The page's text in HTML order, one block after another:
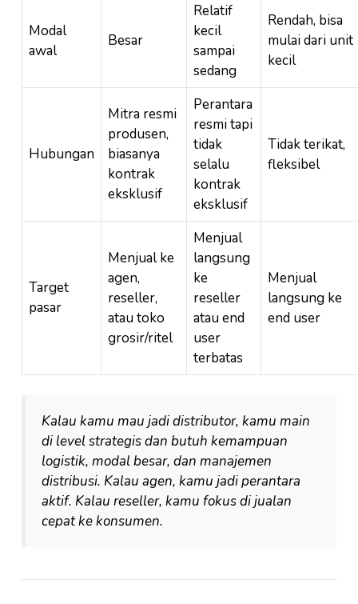
Modal
awal
Besar
Relatif
kecil
sampai
sedang
Rendah, bisa
mulai dari unit
kecil
Hubungan
Mitra resmi
produsen,
biasanya
kontrak
eksklusif
Perantara
resmi tapi
tidak
selalu
kontrak
eksklusif
Tidak terikat,
fleksibel
Target
pasar
Menjual ke
agen,
reseller,
atau toko
grosir/ritel
Menjual
langsung
ke
reseller
atau end
user
terbatas
Menjual
langsung ke
end user
Kalau kamu mau jadi distributor, kamu main
di level strategis dan butuh kemampuan
logistik, modal besar, dan manajemen
distribusi. Kalau agen, kamu jadi perantara
aktif. Kalau reseller, kamu fokus di jualan
cepat ke konsumen.